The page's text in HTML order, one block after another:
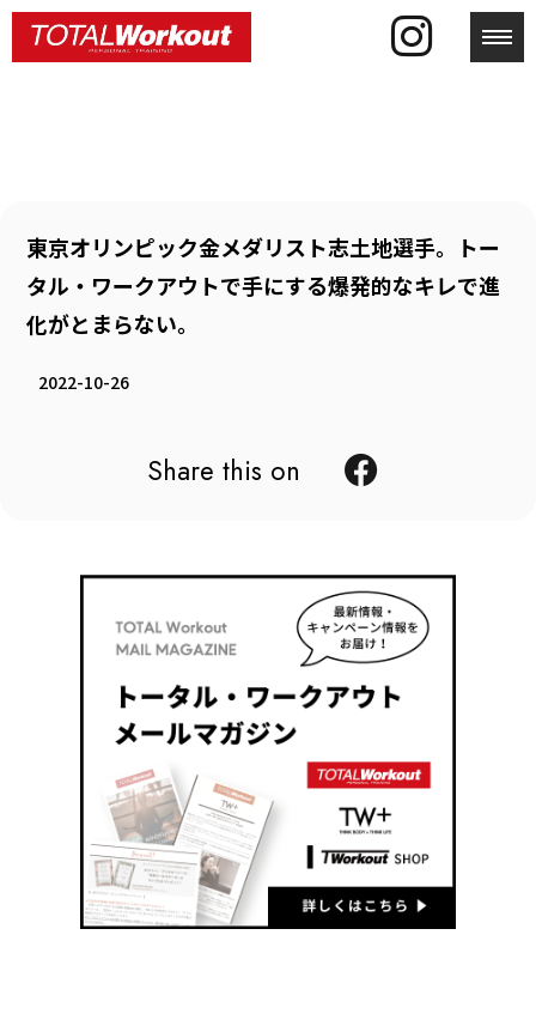
東京オリンピック金メダリスト志土地選手。トー
タル・ワークアウトで手にする爆発的なキレで進
化がとまらない。
2022-10-26
Share this on